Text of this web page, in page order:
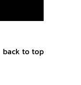
back to top